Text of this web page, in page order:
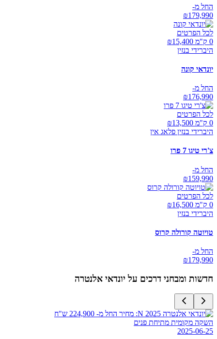
החל מ-
₪179,990
לכל הפרטים
0 ק"מ ₪
15,400
היברידי בנזין
יונדאי קונה
החל מ-
₪176,990
לכל הפרטים
0 ק"מ ₪
13,500
היברידי בנזין פלאג אין
צ'רי טיגו 7 פרו
החל מ-
₪159,990
לכל הפרטים
0 ק"מ ₪
16,500
היברידי בנזין
טויוטה קורולה קרוס
החל מ-
₪179,990
חדשות ומבחני דרכים על יונדאי אלנטרה
השקה מקומית מתיחת פנים
2025-06-25